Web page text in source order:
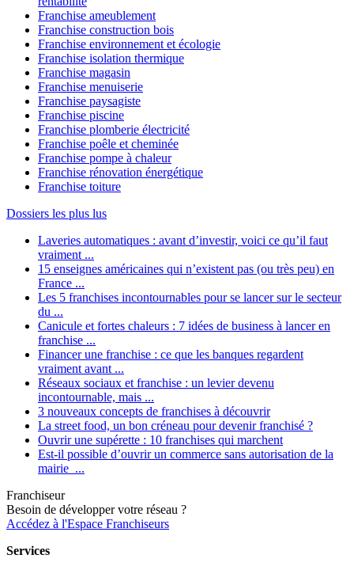
Franchise ameublement
Franchise construction bois
Franchise environnement et écologie
Franchise isolation thermique
Franchise magasin
Franchise menuiserie
Franchise paysagiste
Franchise piscine
Franchise plomberie électricité
Franchise poêle et cheminée
Franchise pompe à chaleur
Franchise rénovation énergétique
Franchise toiture
Dossiers les plus lus
Laveries automatiques : avant d’investir, voici ce qu’il faut
vraiment ...
15 enseignes américaines qui n’existent pas (ou très peu) en
France ...
Les 5 franchises incontournables pour se lancer sur le secteur
du ...
Canicule et fortes chaleurs : 7 idées de business à lancer en
franchise ...
Financer une franchise : ce que les banques regardent
vraiment avant ...
Réseaux sociaux et franchise : un levier devenu
incontournable, mais ...
3 nouveaux concepts de franchises à découvrir
La street food, un bon créneau pour devenir franchisé ?
Ouvrir une supérette : 10 franchises qui marchent
Est-il possible d’ouvrir un commerce sans autorisation de la
mairie ...
Franchiseur
Besoin de développer votre réseau ?
Accédez à l'Espace Franchiseurs
Services